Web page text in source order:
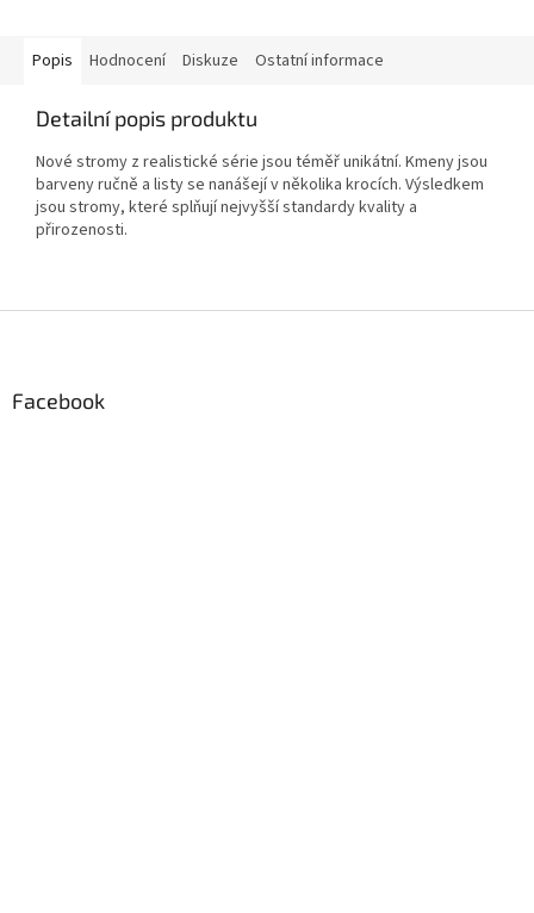
Popis Hodnocení Diskuze Ostatní informace
Detailní popis produktu
Nové stromy z realistické série jsou téměř unikátní. Kmeny jsou
barveny ručně a listy se nanášejí v několika krocích. Výsledkem
jsou stromy, které splňují nejvyšší standardy kvality a
přirozenosti.
Facebook